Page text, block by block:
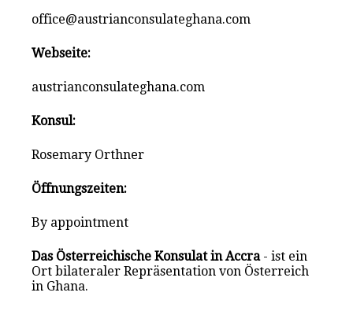
office@austrianconsulateghana.com
Webseite:
austrianconsulateghana.com
Konsul:
Rosemary Orthner
Öffnungszeiten:
By appointment
Das Österreichische Konsulat in Accra- ist ein
Ort bilateraler Repräsentation von Österreich
in Ghana.